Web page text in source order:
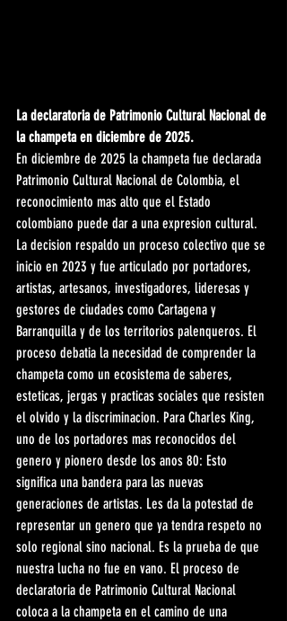
La declaratoria de Patrimonio Cultural Nacional de
la champeta en diciembre de 2025.
En diciembre de 2025 la champeta fue declarada
Patrimonio Cultural Nacional de Colombia, el
reconocimiento mas alto que el Estado
colombiano puede dar a una expresion cultural.
La decision respaldo un proceso colectivo que se
inicio en 2023 y fue articulado por portadores,
artistas, artesanos, investigadores, lideresas y
gestores de ciudades como Cartagena y
Barranquilla y de los territorios palenqueros. El
proceso debatia la necesidad de comprender la
champeta como un ecosistema de saberes,
esteticas, jergas y practicas sociales que resisten
el olvido y la discriminacion. Para Charles King,
uno de los portadores mas reconocidos del
genero y pionero desde los anos 80: Esto
significa una bandera para las nuevas
generaciones de artistas. Les da la potestad de
representar un genero que ya tendra respeto no
solo regional sino nacional. Es la prueba de que
nuestra lucha no fue en vano. El proceso de
declaratoria de Patrimonio Cultural Nacional
coloca a la champeta en el camino de una